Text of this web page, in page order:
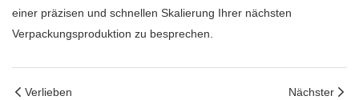
einer präzisen und schnellen Skalierung Ihrer nächsten
Verpackungsproduktion zu besprechen.
Verlieben Nächster